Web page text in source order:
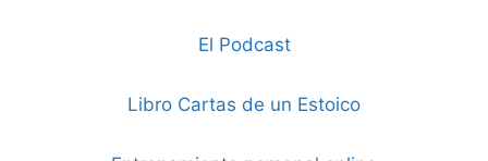
El Podcast
Libro Cartas de un Estoico